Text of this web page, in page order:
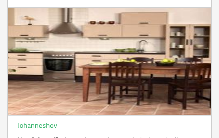
Johanneshov